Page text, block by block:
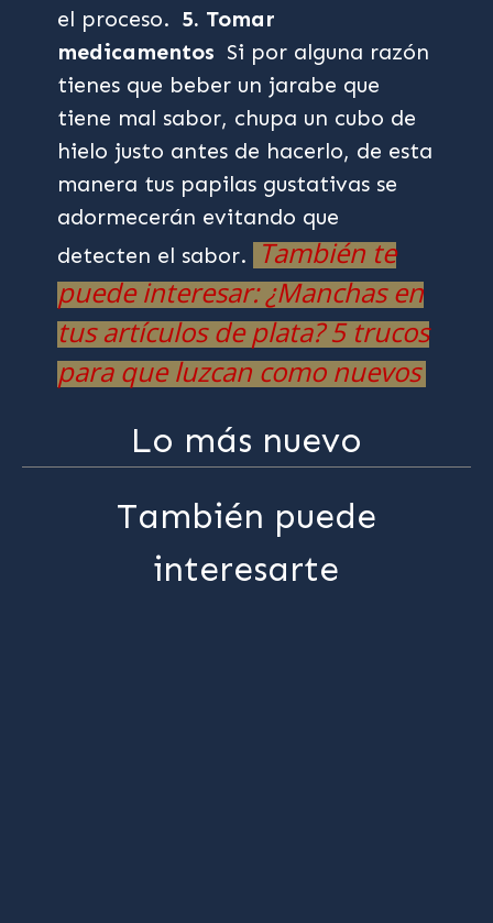
el proceso. 5. Tomar
medicamentos Si por alguna razón
tienes que beber un jarabe que
tiene mal sabor, chupa un cubo de
hielo justo antes de hacerlo, de esta
manera tus papilas gustativas se
adormecerán evitando que
detecten el sabor. También te
puede interesar: ¿Manchas en
tus artículos de plata? 5 trucos
para que luzcan como nuevos
Lo más nuevo
También puede
interesarte